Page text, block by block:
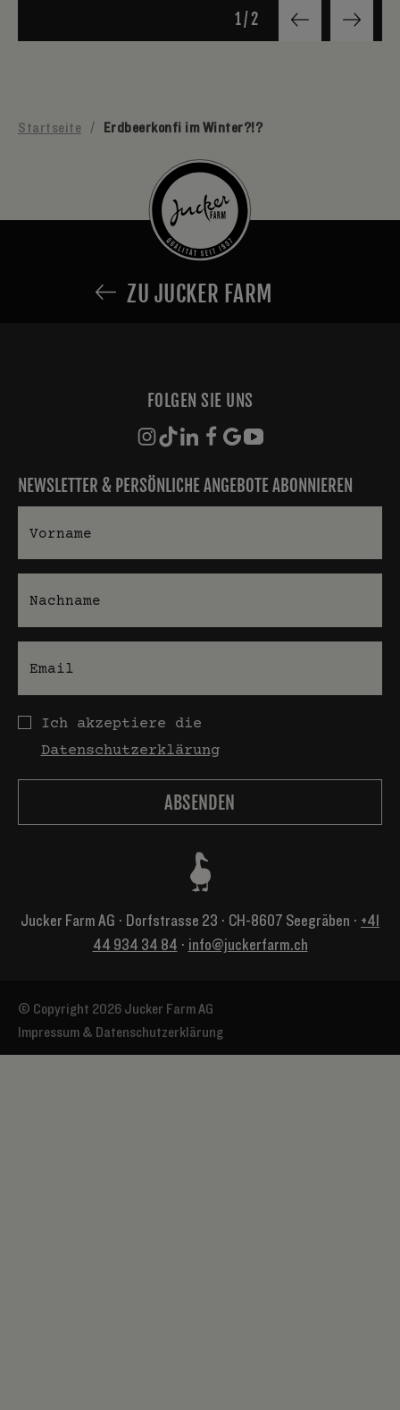
1/ 2
Startseite / Erdbeerkonfi im Winter?!?
ZU JUCKER FARM
FOLGEN SIE UNS
NEWSLETTER & PERSÖNLICHE ANGEBOTE ABONNIEREN
Datenschutz
Ich akzeptiere die
Datenschutzerklärung
Jucker Farm AG ⋅ Dorfstrasse 23 ⋅ CH-8607 Seegräben ⋅ +41
44 934 34 84 ⋅ info@juckerfarm.ch
© Copyright 2026 Jucker Farm AG
Impressum & Datenschutzerklärung